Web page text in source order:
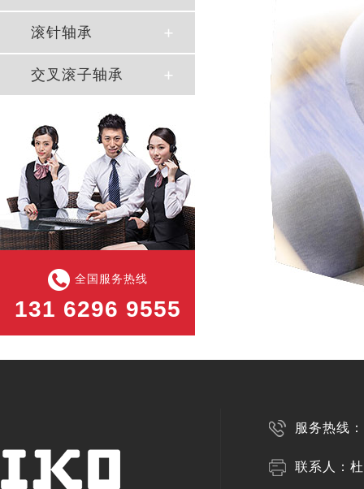
滚针轴承
交叉滚子轴承
全国服务热线
131 6296 9555
服务热线
联系人：